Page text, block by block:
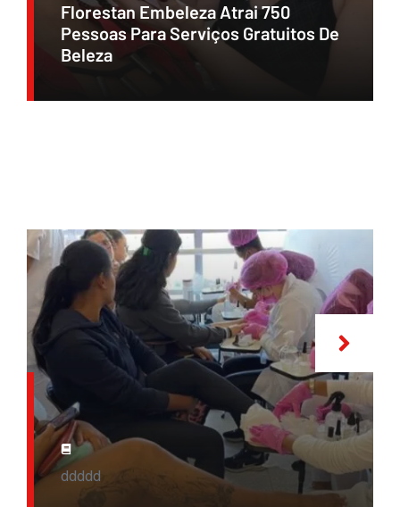
Florestan Embeleza Atrai 750
Pessoas Para Serviços Gratuitos De
Beleza
ddddd